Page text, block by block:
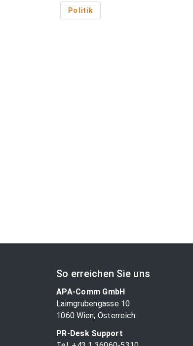
Politik
So erreichen Sie uns
APA-Comm GmbH
Laimgrubengasse 10
1060 Wien, Österreich
PR-Desk Support